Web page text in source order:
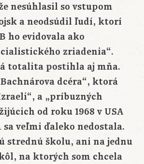
nesúhlasil so vstupom
a neodsúdil ľudí, ktorí
ho evidovala ako
zriadenia“.
totalita postihla aj mňa.
dcéra“, ktorá
a „príbuzných
od roku 1968 v USA
sa veľmi ďaleko nedostala.
strednú školu, ani na jednu
na ktorých som chcela